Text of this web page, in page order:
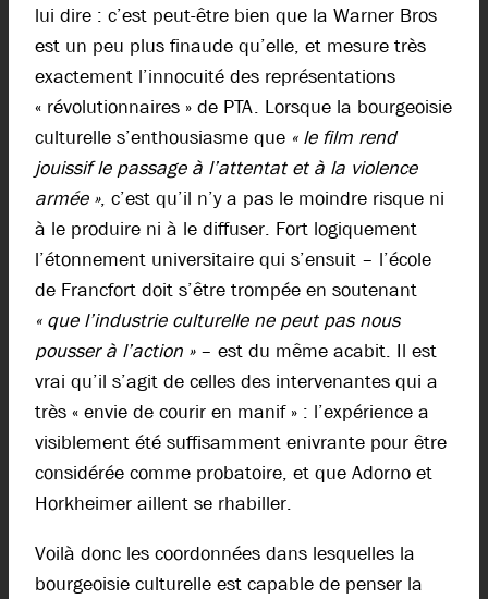
lui dire : c’est peut-être bien que la Warner Bros
est un peu plus finaude qu’elle, et mesure très
exactement l’innocuité des représentations
« révolutionnaires » de PTA. Lorsque la bourgeoisie
culturelle s’enthousiasme que « le film rend
jouissif le passage à l’attentat et à la violence
armée », c’est qu’il n’y a pas le moindre risque ni
à le produire ni à le diffuser. Fort logiquement
l’étonnement universitaire qui s’ensuit – l’école
de Francfort doit s’être trompée en soutenant
« que l’industrie culturelle ne peut pas nous
pousser à l’action »– est du même acabit. Il est
vrai qu’il s’agit de celles des intervenantes qui a
très « envie de courir en manif » : l’expérience a
visiblement été suffisamment enivrante pour être
considérée comme probatoire, et que Adorno et
Horkheimer aillent se rhabiller.
Voilà donc les coordonnées dans lesquelles la
bourgeoisie culturelle est capable de penser la